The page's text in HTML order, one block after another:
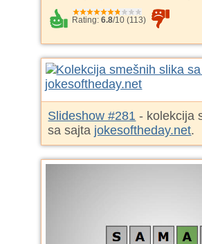
Rating:6.8/10 (113)
Slideshow #281 - kolekcija
sa sajta jokesoftheday.net.